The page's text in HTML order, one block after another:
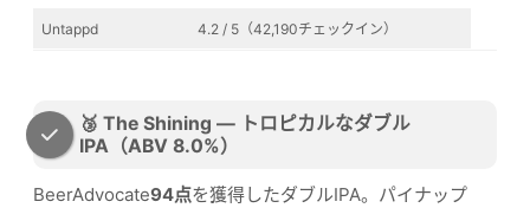
Untappd 4.2 / 5（42,190チェックイン）
🥉 The Shining — トロピカルなダブル
IPA（ABV 8.0%）
BeerAdvocate94点を獲得したダブルIPA。パイナップ